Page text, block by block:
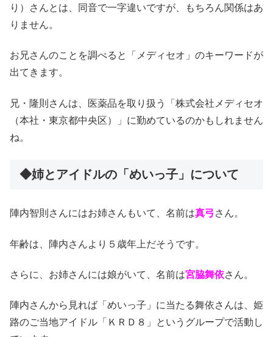
り）さんとは、同音で一字違いですが、もちろん関係はあ
りません。
お兄さんのことを調べると「メディセオ」のキーワードが
出てきます。
兄・隆則さんは、医薬品を取り扱う「株式会社メディセオ
（本社・東京都中央区）」に勤めているのかもしれません
ね。
◆姉とアイドルの「めいっ子」について
陣内智則さんにはお姉さんもいて、名前は真弓 さん。
年齢は、陣内さんより５歳年上だそうです。
さらに、お姉さんには娘がいて、名前は宮脇舞依さん。
陣内さんから見れば「めいっ子」に当たる舞依さんは、姫
路のご当地アイドル「ＫＲＤ８」というグループで活動し